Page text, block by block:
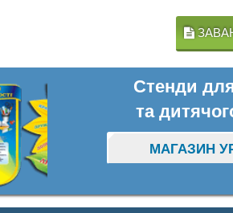
Стенди
та
МАГАЗИН